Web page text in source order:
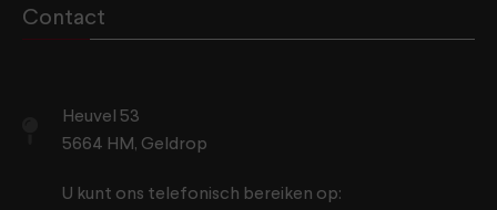
Contact
Heuvel 53
5664 HM, Geldrop
U kunt ons telefonisch bereiken op: